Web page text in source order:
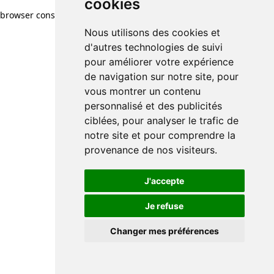
cookies
Nous utilisons des cookies et
d'autres technologies de suivi
pour améliorer votre expérience
de navigation sur notre site, pour
vous montrer un contenu
personnalisé et des publicités
ciblées, pour analyser le trafic de
notre site et pour comprendre la
provenance de nos visiteurs.
J'accepte
Je refuse
Changer mes préférences
browser console for more information)